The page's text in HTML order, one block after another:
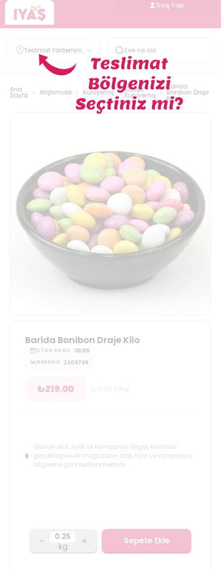
Giriş Yap
Teslimat Yöntemini
Belirle
Ana
Sayfa Atıştırmalık Kuruyemiş Karışık
Kuruyemiş
Barida
Bonibon Draje
Kilo
Barida Bonibon Draje Kilo
STOK KODU 38315
BARKOD 2209799
₺219.00
Ürünün stok, fiyat ve kampanya bilgisi, teslimatı
gerçekleştirecek mağazanın stok, fiyat ve kampanya
bilgilerine göre belirlenmektedir.
- kg + Sepete Ekle